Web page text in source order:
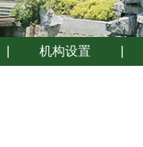
机构设置